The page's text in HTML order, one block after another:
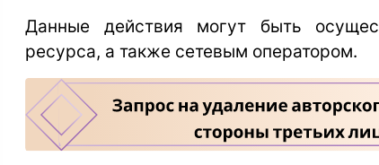
Данные действия могут быть
ресурса, а также сетевым оператором.